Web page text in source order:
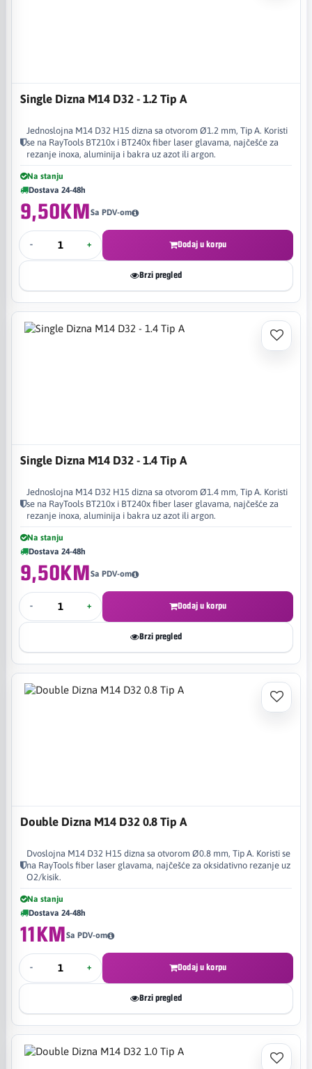
Single Dizna M14 D32 - 1.2 Tip A
Jednoslojna M14 D32 H15 dizna sa otvorom Ø1.2 mm, Tip A. Koristi
se na RayTools BT210x i BT240x fiber laser glavama, najčešće za
rezanje inoxa, aluminija i bakra uz azot ili argon.
Na stanju
Dostava 24-48h
9,50KMSa PDV-om
- + Dodaj u korpu
Brzi pregled
Single Dizna M14 D32 - 1.4 Tip A
Jednoslojna M14 D32 H15 dizna sa otvorom Ø1.4 mm, Tip A. Koristi
se na RayTools BT210x i BT240x fiber laser glavama, najčešće za
rezanje inoxa, aluminija i bakra uz azot ili argon.
Na stanju
Dostava 24-48h
9,50KMSa PDV-om
- + Dodaj u korpu
Brzi pregled
Double Dizna M14 D32 0.8 Tip A
Dvoslojna M14 D32 H15 dizna sa otvorom Ø0.8 mm, Tip A. Koristi se
na RayTools fiber laser glavama, najčešće za oksidativno rezanje uz
O2/kisik.
Na stanju
Dostava 24-48h
11KMSa PDV-om
- + Dodaj u korpu
Brzi pregled